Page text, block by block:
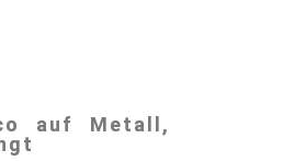
auf Metall,